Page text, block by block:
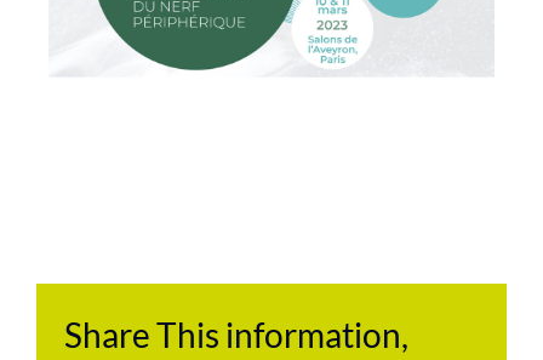
Share This information,